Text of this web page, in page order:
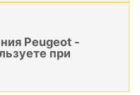
Peugeot -
при